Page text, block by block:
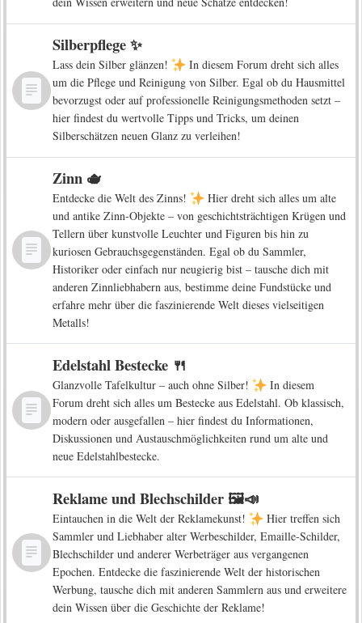
Silberpflege ✨
Lass dein Silber glänzen!
In diesem Forum dreht sich alles
um die Pflege und Reinigung von Silber. Egal ob du Hausmittel
bevorzugst oder auf professionelle Reinigungsmethoden setzt –
hier findest du wertvolle Tipps und Tricks, um deinen
Silberschätzen neuen Glanz zu verleihen!
Zinn 🫖
Entdecke die Welt des Zinns!
Hier dreht sich alles um alte
und antike Zinn-Objekte – von geschichtsträchtigen Krügen und
Tellern über kunstvolle Leuchter und Figuren bis hin zu
kuriosen Gebrauchsgegenständen. Egal ob du Sammler,
Historiker oder einfach nur neugierig bist – tausche dich mit
anderen Zinnliebhabern aus, bestimme deine Fundstücke und
erfahre mehr über die faszinierende Welt dieses vielseitigen
Metalls!
Edelstahl Bestecke 🍴
Glanzvolle Tafelkultur – auch ohne Silber!
In diesem
Forum dreht sich alles um Bestecke aus Edelstahl. Ob klassisch,
modern oder ausgefallen – hier findest du Informationen,
Diskussionen und Austauschmöglichkeiten rund um alte und
neue Edelstahlbestecke.
Reklame und Blechschilder 🖼️📣
Eintauchen in die Welt der Reklamekunst!
Hier treffen sich
Sammler und Liebhaber alter Werbeschilder, Emaille-Schilder,
Blechschilder und anderer Werbeträger aus vergangenen
Epochen. Entdecke die faszinierende Welt der historischen
Werbung, tausche dich mit anderen Sammlern aus und erweitere
dein Wissen über die Geschichte der Reklame!